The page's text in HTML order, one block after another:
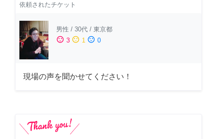
依頼されたチケット
男性 / 30代 / 東京都
sentiment_satisfied 3 sentiment_neutral 1 sentiment_dissatisfied 0
現場の声を聞かせてください！